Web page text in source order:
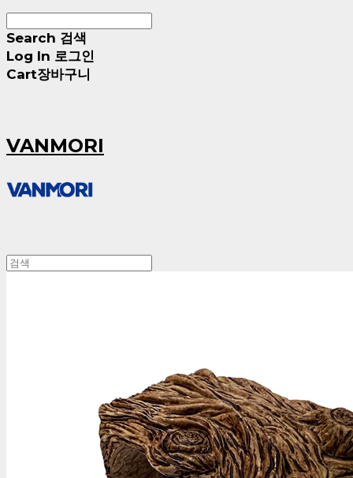
Search 검색
Log In 로그인
Cart장바구니
VANMORI